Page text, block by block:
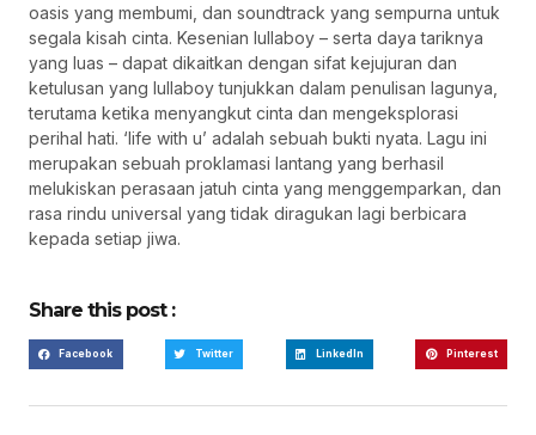
oasis yang membumi, dan soundtrack yang sempurna untuk
segala kisah cinta. Kesenian lullaboy – serta daya tariknya
yang luas – dapat dikaitkan dengan sifat kejujuran dan
ketulusan yang lullaboy tunjukkan dalam penulisan lagunya,
terutama ketika menyangkut cinta dan mengeksplorasi
perihal hati. ‘life with u’ adalah sebuah bukti nyata. Lagu ini
merupakan sebuah proklamasi lantang yang berhasil
melukiskan perasaan jatuh cinta yang menggemparkan, dan
rasa rindu universal yang tidak diragukan lagi berbicara
kepada setiap jiwa.
Share this post :
Facebook Twitter LinkedIn Pinterest